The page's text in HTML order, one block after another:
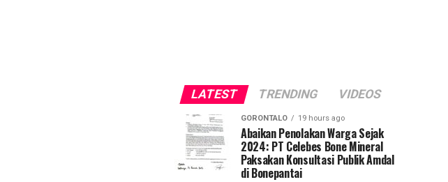
LATEST TRENDING VIDEOS
GORONTALO 19 hours ago
Abaikan Penolakan Warga Sejak
2024: PT Celebes Bone Mineral
Paksakan Konsultasi Publik Amdal
di Bonepantai